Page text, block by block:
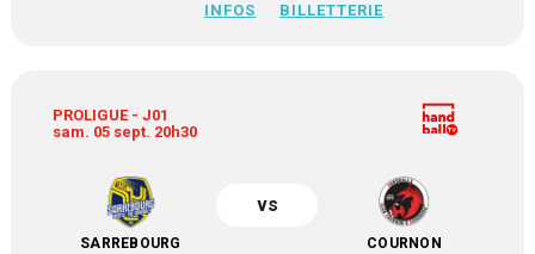
INFOS BILLETTERIE
PROLIGUE - J01
sam. 05 sept. 20h30
SARREBOURG
vs
COURNON